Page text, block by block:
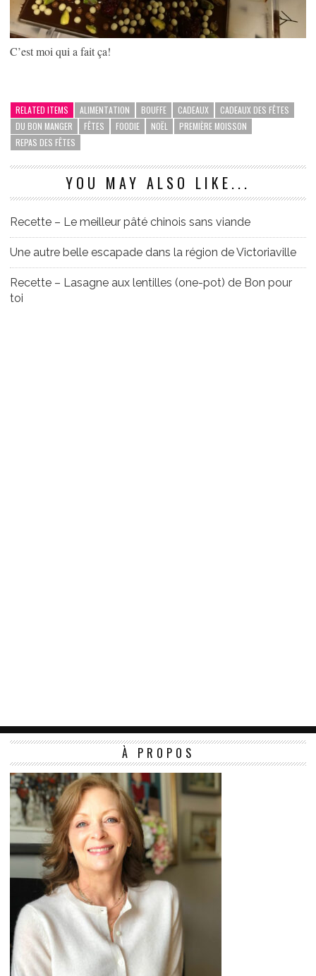
C’est moi qui a fait ça!
RELATED ITEMS ALIMENTATION BOUFFE CADEAUX
CADEAUX DES FÊTES
DU BON MANGER
FÊTES FOODIE NOËL
PREMIÈRE MOISSON
REPAS DES FÊTES
YOU MAY ALSO LIKE...
Recette – Le meilleur pâté chinois sans viande
Une autre belle escapade dans la région de Victoriaville
Recette – Lasagne aux lentilles (one-pot) de Bon pour
toi
À PROPOS